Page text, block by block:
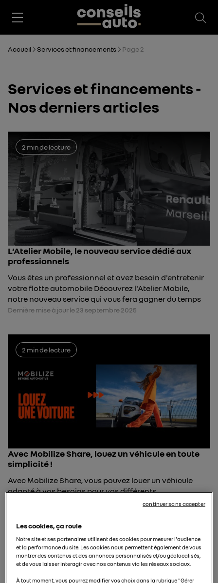
Accueil Services et financements Page 2
Services et financements -
Nos derniers articles
2 min de lecture
L’Atelier Mobile, le nouveau service dédié aux
professionnels
Vous êtes un professionnel et avez besoin d'entretenir
votre flotte automobile Découvrez l'Atelier Mobile,
notre nouveau service qui vous fera gagner du temps
Dernière mise à jour le 23 septembre 2025
2 min de lecture
Avec Mobilize Share, louez un véhicule en toute
simplicité !
Avec Mobilize Share, vous pouvez louer un véhicule
adapté à vos besoins pour vos différents
déplacements Que ce soit pour de courts ou de longs
Dernière mise à jour le 3 avril 2026
3 min de lecture
Les cookies, ça roule
Notre site et ses partenaires utilisent des cookies pour mesurer l'audience
et la performance du site. Les cookies nous permettent également de vous
montrer des contenus et des annonces personnalisés et/ou géolocalisés,
et de vous laisser interagir avec nos contenus via les réseaux sociaux.
À tout moment, vous pourrez modifier vos choix dans la rubrique "Gérer
continuer sans accepter